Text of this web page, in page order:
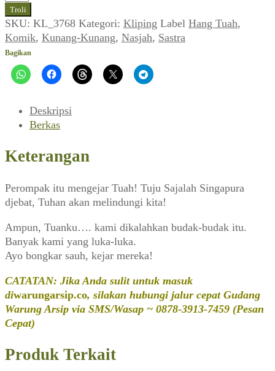
Nasjah
~
Hang
Tuah
(Kunang-
Kunang,
1949)
Troli
SKU: KL_3768 Kategori: Kliping Label Hang Tuah,
Komik, Kunang-Kunang, Nasjah, Sastra
Bagikan
Deskripsi
Berkas
Keterangan
Perompak itu mengejar Tuah! Tuju Sajalah Singapura
djebat, Tuhan akan melindungi kita!
Ampun, Tuanku…. kami dikalahkan budak-budak itu.
Banyak kami yang luka-luka.
Ayo bongkar sauh, kejar mereka!
CATATAN: Jika Anda sulit untuk masuk
diwarungarsip.co, silakan hubungi jalur cepat Gudang
Warung Arsip via SMS/Wasap ~ 0878-3913-7459 (Pesan
Cepat)
Produk Terkait